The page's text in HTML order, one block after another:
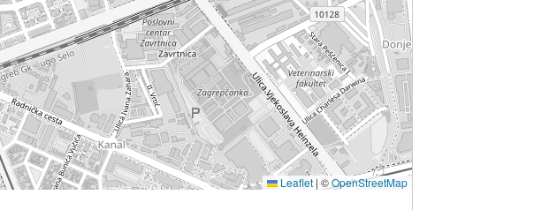
Leaflet | ©OpenStreetMap